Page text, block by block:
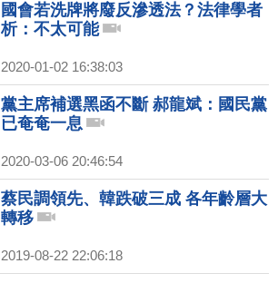
國會若洗牌將廢反滲透法？法律學者
析：不太可能
2020-01-02 16:38:03
黨主席補選黑函不斷 郝龍斌：國民黨
已奄奄一息
2020-03-06 20:46:54
蔡民調領先、韓跌破三成 各年齡層大
轉移
2019-08-22 22:06:18